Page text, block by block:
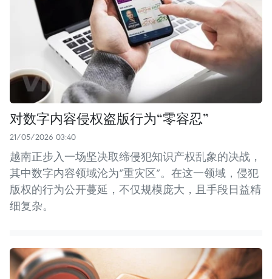
对数字内容侵权盗版行为“零容忍”
21/05/2026 03:40
越南正步入一场坚决取缔侵犯知识产权乱象的决战，
其中数字内容领域沦为“重灾区”。在这一领域，侵犯
版权的行为公开蔓延，不仅规模庞大，且手段日益精
细复杂。